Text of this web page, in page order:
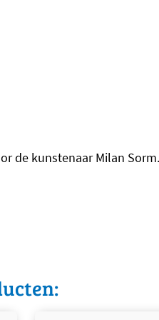
de kunstenaar Milan Sorm.